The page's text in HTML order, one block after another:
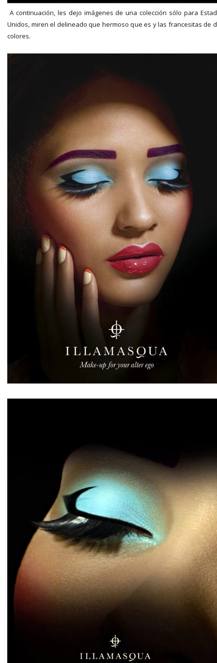
A continuación, les dejo imágenes de una colección sólo para
Unidos, miren el delineado que hermoso que es y las francesitas de
colores.